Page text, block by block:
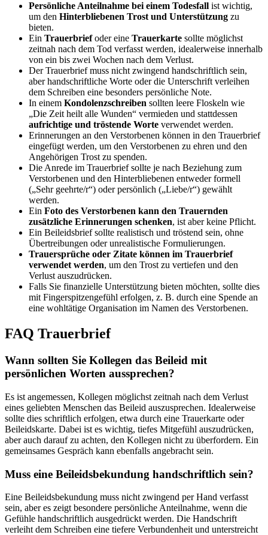
Persönliche Anteilnahme bei einem Todesfall ist wichtig,
um den Hinterbliebenen Trost und Unterstützung zu
bieten.
Ein Trauerbriefoder eine Trauerkarte sollte möglichst
zeitnah nach dem Tod verfasst werden, idealerweise innerhalb
von ein bis zwei Wochen nach dem Verlust.
Der Trauerbrief muss nicht zwingend handschriftlich sein,
aber handschriftliche Worte oder die Unterschrift verleihen
dem Schreiben eine besonders persönliche Note.
In einem Kondolenzschreiben sollten leere Floskeln wie
„Die Zeit heilt alle Wunden“ vermieden und stattdessen
aufrichtige und tröstende Worte verwendet werden.
Erinnerungen an den Verstorbenen können in den Trauerbrief
eingefügt werden, um den Verstorbenen zu ehren und den
Angehörigen Trost zu spenden.
Die Anrede im Trauerbrief sollte je nach Beziehung zum
Verstorbenen und den Hinterbliebenen entweder formell
(„Sehr geehrte/r“) oder persönlich („Liebe/r“) gewählt
werden.
Ein Foto des Verstorbenen kann den Trauernden
zusätzliche Erinnerungen schenken, ist aber keine Pflicht.
Ein Beileidsbrief sollte realistisch und tröstend sein, ohne
Übertreibungen oder unrealistische Formulierungen.
Trauersprüche oder Zitate können im Trauerbrief
verwendet werden, um den Trost zu vertiefen und den
Verlust auszudrücken.
Falls Sie finanzielle Unterstützung bieten möchten, sollte dies
mit Fingerspitzengefühl erfolgen, z. B. durch eine Spende an
eine wohltätige Organisation im Namen des Verstorbenen.
FAQ Trauerbrief
Wann sollten Sie Kollegen das Beileid mit
persönlichen Worten aussprechen?
Es ist angemessen, Kollegen möglichst zeitnah nach dem Verlust
eines geliebten Menschen das Beileid auszusprechen. Idealerweise
sollte dies schriftlich erfolgen, etwa durch eine Trauerkarte oder
Beileidskarte. Dabei ist es wichtig, tiefes Mitgefühl auszudrücken,
aber auch darauf zu achten, den Kollegen nicht zu überfordern. Ein
gemeinsames Gespräch kann ebenfalls angebracht sein.
Muss eine Beileidsbekundung handschriftlich sein?
Eine Beileidsbekundung muss nicht zwingend per Hand verfasst
sein, aber es zeigt besondere persönliche Anteilnahme, wenn die
Gefühle handschriftlich ausgedrückt werden. Die Handschrift
verleiht dem Schreiben eine tiefere Verbundenheit und unterstreicht